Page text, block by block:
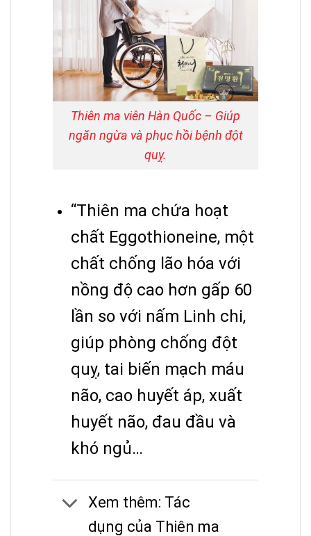
Thiên ma viên Hàn Quốc – Giúp
ngăn ngừa và phục hồi bệnh đột
quỵ.
“Thiên ma chứa hoạt
chất Eggothioneine, một
chất chống lão hóa với
nồng độ cao hơn gấp 60
lần so với nấm Linh chi,
giúp phòng chống đột
quỵ, tai biến mạch máu
não, cao huyết áp, xuất
huyết não, đau đầu và
khó ngủ…
Xem thêm: Tác
dụng của Thiên ma